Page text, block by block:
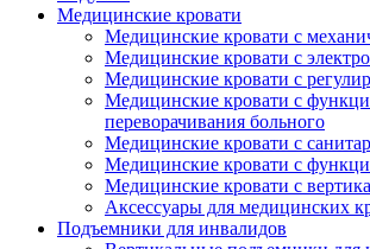
Медицинские кровати
Медицинские кровати с
Медицинские кровати с
Медицинские кровати с
Медицинские кровати с
переворачивания больного
Медицинские кровати с
Медицинские кровати с
Медицинские кровати с
Аксессуары для медицинских
Подъемники для инвалидов